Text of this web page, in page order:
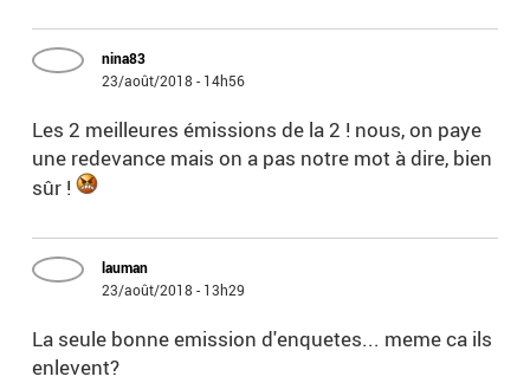
nina83
23/août/2018 - 14h56
Les 2 meilleures émissions de la 2 ! nous, on paye
une redevance mais on a pas notre mot à dire, bien
sûr !
lauman
23/août/2018 - 13h29
La seule bonne emission d'enquetes... meme ca ils
enlevent?